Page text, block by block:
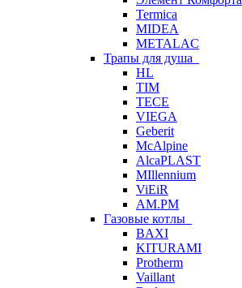
Termica
MIDEA
METALAC
Трапы для душа
HL
TIM
TECE
VIEGA
Geberit
McAlpine
AlcaPLAST
MIllennium
ViEiR
AM.PM
Газовые котлы
BAXI
KITURAMI
Protherm
Vaillant